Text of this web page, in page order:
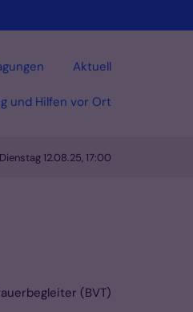
und Hilfen vor Ort
Aktuell
12.08.25, 17:00
(BVT)